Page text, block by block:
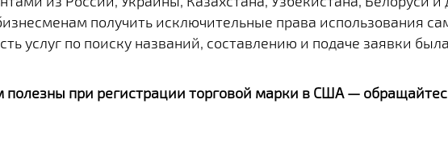
получить исключительные права использования
услуг по поиску названий, составлению и подаче заявки
при регистрации торговой марки в США —